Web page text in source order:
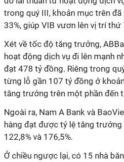
trong quý III, khoản mục trên
33%, giúp VIB vươn lên vị trí thứ
Xét về tốc độ tăng trưởng,
hoạt động dịch vụ đi lên mạnh
đạt 478 tỷ đồng. Riêng trong
từng lỗ gần 107 tỷ đồng ở
tăng trưởng trên một phần đến
Ngoài ra, Nam A Bank và
hàng đạt được tỷ lệ tăng
122,8% và 176,5%.
Ở chiều ngược lại, có 15 nhà